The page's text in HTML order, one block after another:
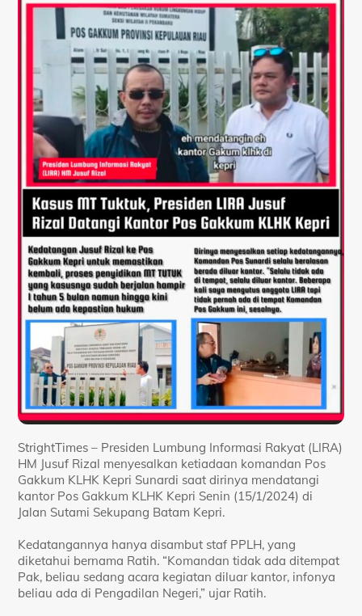
StrightTimes – Presiden Lumbung Informasi Rakyat (LIRA)
HM Jusuf Rizal menyesalkan ketiadaan komandan Pos
Gakkum KLHK Kepri Sunardi saat dirinya mendatangi
kantor Pos Gakkum KLHK Kepri Senin (15/1/2024) di
Jalan Sutami Sekupang Batam Kepri.
Kedatangannya hanya disambut staf PPLH, yang
diketahui bernama Ratih. “Komandan tidak ada ditempat
Pak, beliau sedang acara kegiatan diluar kantor, infonya
beliau ada di Pengadilan Negeri,” ujar Ratih.